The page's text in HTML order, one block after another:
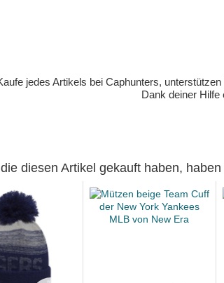
jedes Artikels bei Caphunters,
Dank deiner
diesen Artikel gekauft haben,